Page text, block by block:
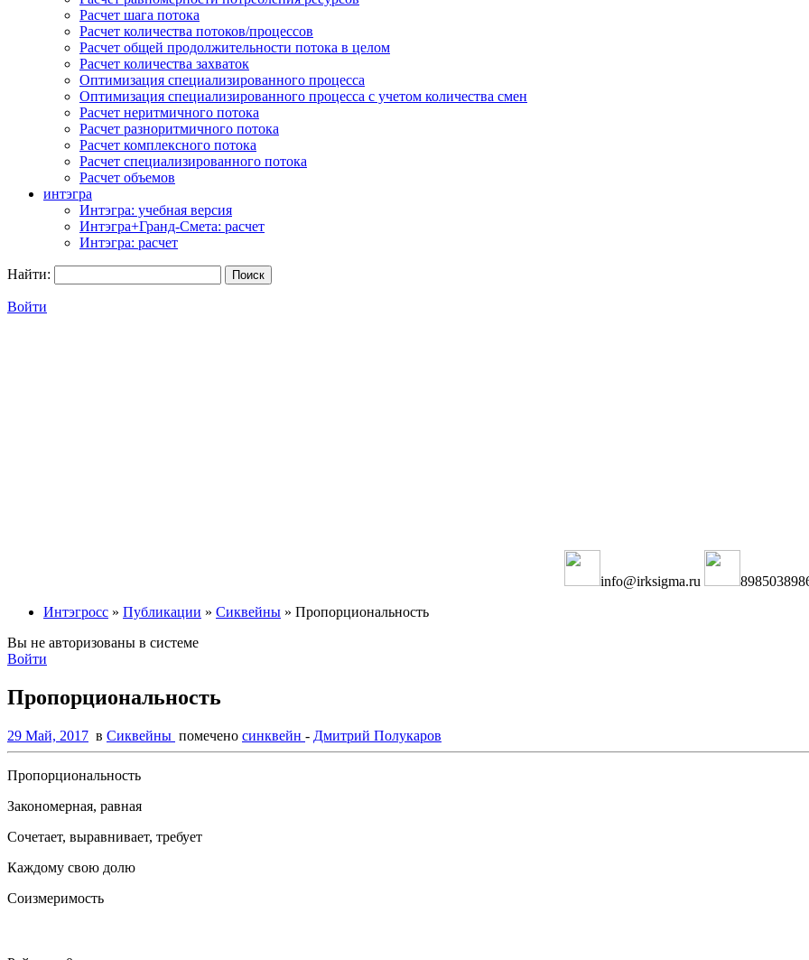
Расчет шага потока
Расчет количества потоков/процессов
Расчет общей продолжительности потока в целом
Расчет количества захваток
Оптимизация специализированного процесса
Оптимизация специализированного процесса с учетом количества смен
Расчет неритмичного потока
Расчет разноритмичного потока
Расчет комплексного потока
Расчет специализированного потока
Расчет объемов
интэгра
Интэгра: учебная версия
Интэгра+Гранд-Смета: расчет
Интэгра: расчет
Найти:
Войти
info@irksigma.ru
Интэгросс » Публикации » Сиквейны » Пропорциональность
Вы не авторизованы в системе
Войти
Пропорциональность
29 Май, 2017 в Сиквейны помечено синквейн - Дмитрий Полукаров
Пропорциональность
Закономерная, равная
Сочетает, выравнивает, требует
Каждому свою долю
Соизмеримость